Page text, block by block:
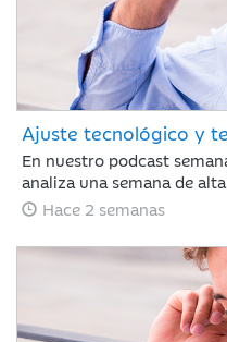
Ajuste tecnológico y
En nuestro podcast
analiza una semana de
repunte del crudo Brent
inteligencia artificial. A
estadounidense supera
inflación en EE. UU.
Hace 2 semanas